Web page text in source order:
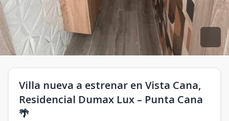
Villa nueva a estrenar en Vista Cana,
Residencial Dumax Lux – Punta Cana
🌴